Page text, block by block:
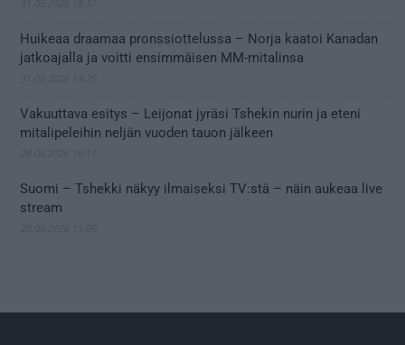
Huikeaa draamaa pronssiottelussa – Norja kaatoi Kanadan
jatkoajalla ja voitti ensimmäisen MM-mitalinsa
Vakuuttava esitys – Leijonat jyräsi Tshekin nurin ja eteni
mitalipeleihin neljän vuoden tauon jälkeen
Suomi – Tshekki näkyy ilmaiseksi TV:stä – näin aukeaa live
stream